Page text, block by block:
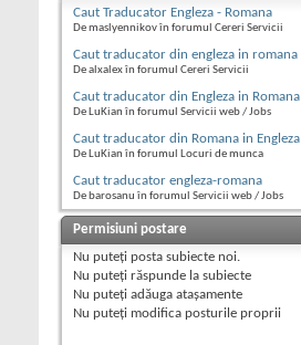
Caut Traducator Engleza - Romana
De maslyennikov în forumul Cereri Servicii
Caut traducator din engleza in romana
De alxalex în forumul Cereri Servicii
Caut traducator din Engleza in Romana
De LuKian în forumul Servicii web / Jobs
Caut traducator din Romana in Engleza
De LuKian în forumul Locuri de munca
Caut traducator engleza-romana
De barosanu în forumul Servicii web / Jobs
Permisiuni postare
Nu puteţi posta subiecte noi.
Nu puteţi răspunde la subiecte
Nu puteţi adăuga ataşamente
Nu puteţi modifica posturile proprii